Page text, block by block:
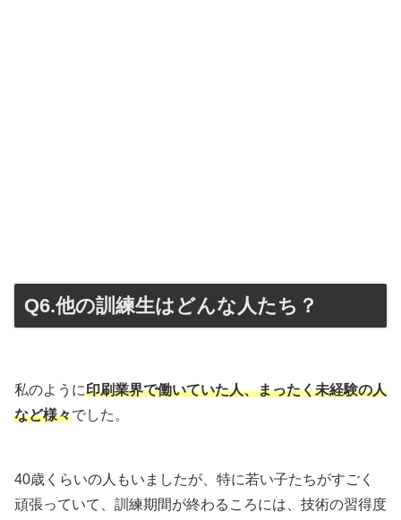
Q6.他の訓練生はどんな人たち？
私のように印刷業界で働いていた人、まったく未経験の人
など様々でした。
40歳くらいの人もいましたが、特に若い子たちがすごく
頑張っていて、訓練期間が終わるころには、技術の習得度